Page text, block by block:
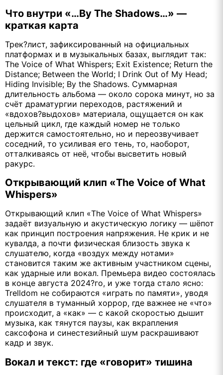
Что внутри «…By The Shadows…» —
краткая карта
Трек?лист, зафиксированный на официальных
платформах и в музыкальных базах, выглядит так:
The Voice of What Whispers; Exit Existence; Return the
Distance; Between the World; I Drink Out of My Head;
Hiding Invisible; By the Shadows. Суммарная
длительность альбома — около сорока минут, но за
счёт драматургии переходов, растяжений и
«вдохов?выдохов» материала, ощущается он как
цельный цикл, где каждый номер не только
держится самостоятельно, но и переозвучивает
соседний, то усиливая его тень, то, наоборот,
отталкиваясь от неё, чтобы высветить новый
ракурс.
Открывающий клип «The Voice of What
Whispers»
Открывающий клип «The Voice of What Whispers»
задаёт визуальную и акустическую логику — шёпот
как принцип построения напряжения. Не крик и не
кувалда, а почти физическая близость звука к
слушателю, когда «воздух между нотами»
становится таким же активным участником сцены,
как ударные или вокал. Премьера видео состоялась
в конце августа 2024?го, и уже тогда стало ясно:
Trelldom не собираются «играть по памяти», уводя
слушателя в туманный хоррор, где важнее не «что»
происходит, а «как» — с какой скоростью дышит
музыка, как тянутся паузы, как вкрапления
саксофона и синестезийный шум раскрашивают
кадр и звук.
Вокал и текст: где «говорит» тишина